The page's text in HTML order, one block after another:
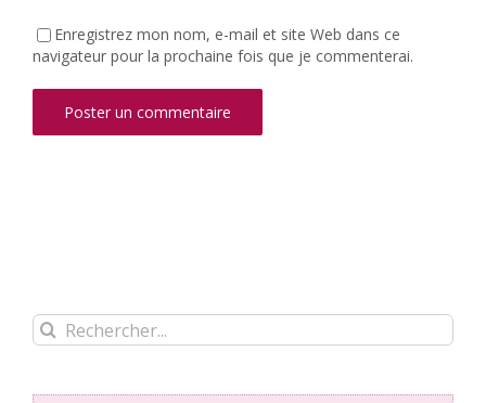
Enregistrez mon nom, e-mail et site Web dans ce
navigateur pour la prochaine fois que je commenterai.
Rechercher: